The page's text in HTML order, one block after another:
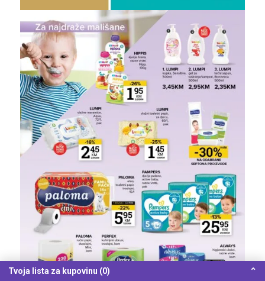
Tvoja lista za kupovinu (0) ⌃